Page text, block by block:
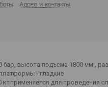
Адрес и контакты
бар, высота подъема 1800 мм.,
- гладкие
применяется для проведения